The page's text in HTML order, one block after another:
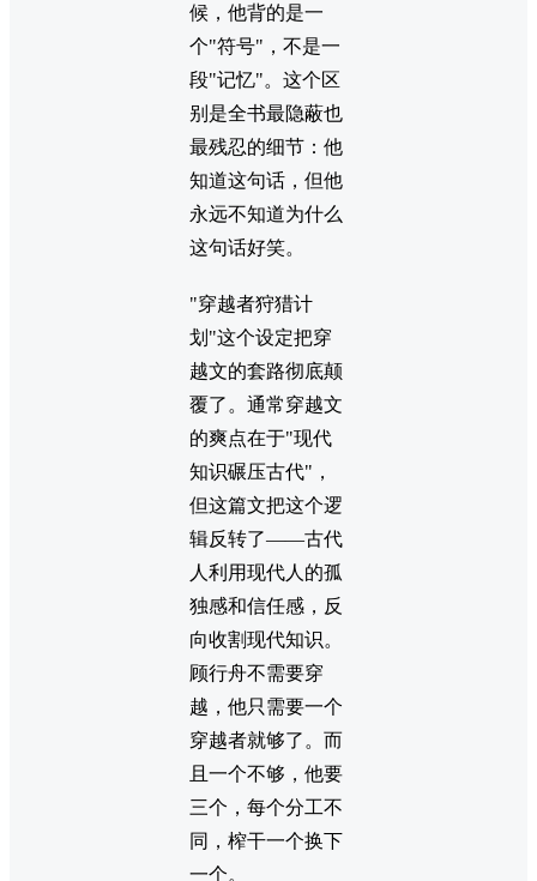
候，他背的是一
个"符号"，不是一
段"记忆"。这个区
别是全书最隐蔽也
最残忍的细节：他
知道这句话，但他
永远不知道为什么
这句话好笑。
"穿越者狩猎计
划"这个设定把穿
越文的套路彻底颠
覆了。通常穿越文
的爽点在于"现代
知识碾压古代"，
但这篇文把这个逻
辑反转了——古代
人利用现代人的孤
独感和信任感，反
向收割现代知识。
顾行舟不需要穿
越，他只需要一个
穿越者就够了。而
且一个不够，他要
三个，每个分工不
同，榨干一个换下
一个。